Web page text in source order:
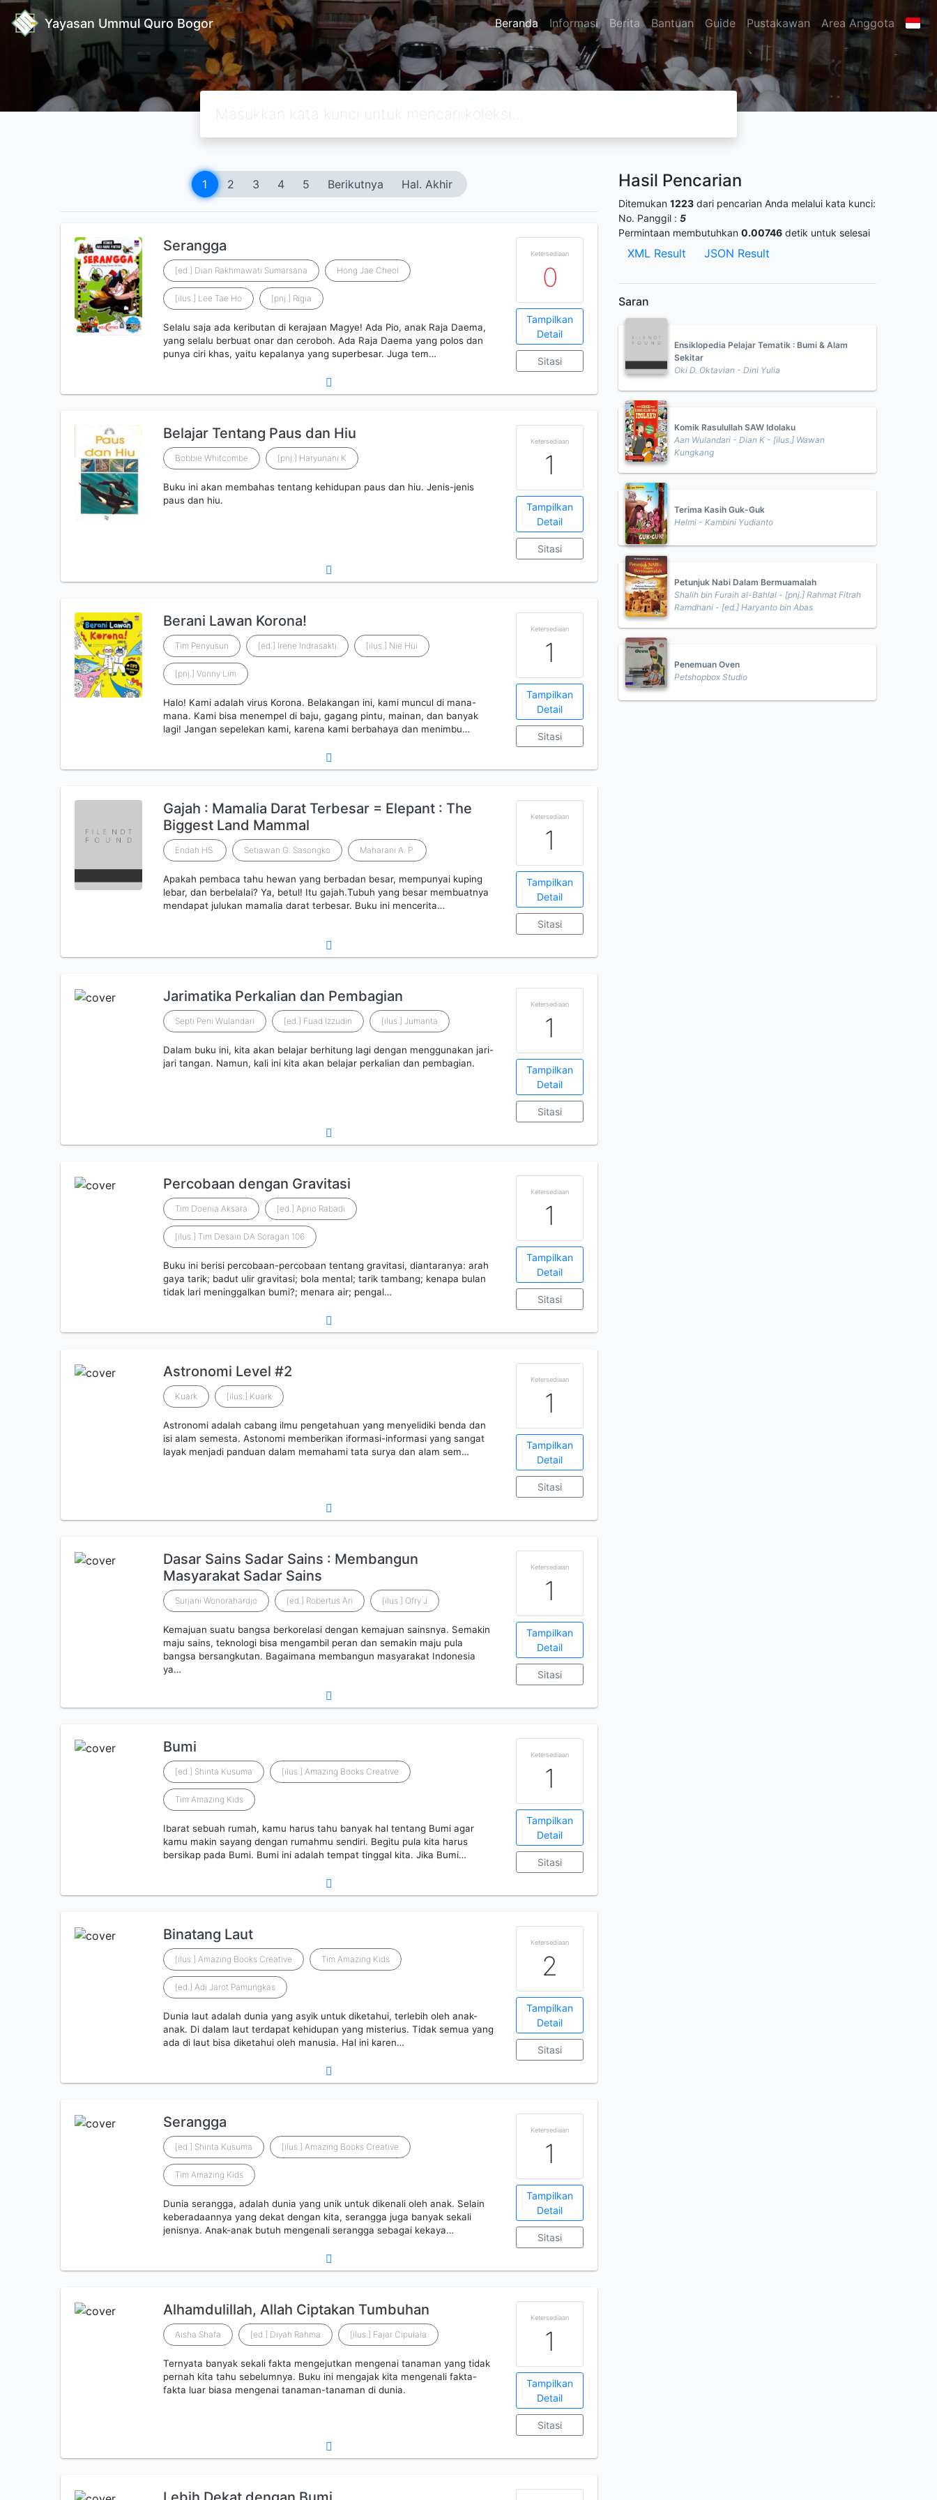
Yayasan Ummul Quro Bogor Beranda Informasi Berita Bantuan Guide Pustakawan Area Anggota
1 2 3 4 5 Berikutnya Hal. Akhir
Serangga
[ed.] Dian Rakhmawati Sumarsana Hong Jae Cheol
[ilus.] Lee Tae Ho [pnj.] Rigia
Selalu saja ada keributan di kerajaan Magye! Ada Pio, anak Raja Daema,
yang selalu berbuat onar dan ceroboh. Ada Raja Daema yang polos dan
punya ciri khas, yaitu kepalanya yang superbesar. Juga tem…
Ketersediaan
0
Tampilkan
Detail
Sitasi
Belajar Tentang Paus dan Hiu
Bobbie Whitcombe [pnj.] Haryunani K
Buku ini akan membahas tentang kehidupan paus dan hiu. Jenis-jenis
paus dan hiu.
Ketersediaan
1
Tampilkan
Detail
Sitasi
Berani Lawan Korona!
Tim Penyusun [ed.] Irene Indrasakti [ilus.] Nie Hui
[pnj.] Vonny Lim
Halo! Kami adalah virus Korona. Belakangan ini, kami muncul di mana-
mana. Kami bisa menempel di baju, gagang pintu, mainan, dan banyak
lagi! Jangan sepelekan kami, karena kami berbahaya dan menimbu…
Ketersediaan
1
Tampilkan
Detail
Sitasi
Gajah : Mamalia Darat Terbesar = Elepant : The
Biggest Land Mammal
Endah HS. Setiawan G. Sasongko Maharani A. P.
Apakah pembaca tahu hewan yang berbadan besar, mempunyai kuping
lebar, dan berbelalai? Ya, betul! Itu gajah.Tubuh yang besar membuatnya
mendapat julukan mamalia darat terbesar. Buku ini mencerita…
Ketersediaan
1
Tampilkan
Detail
Sitasi
Jarimatika Perkalian dan Pembagian
Septi Peni Wulandari [ed.] Fuad Izzudin [ilus.] Jumanta
Dalam buku ini, kita akan belajar berhitung lagi dengan menggunakan jari-
jari tangan. Namun, kali ini kita akan belajar perkalian dan pembagian.
Ketersediaan
1
Tampilkan
Detail
Sitasi
Percobaan dengan Gravitasi
Tim Doenia Aksara [ed.] Aprio Rabadi
[ilus.] Tim Desain DA Soragan 106
Buku ini berisi percobaan-percobaan tentang gravitasi, diantaranya: arah
gaya tarik; badut ulir gravitasi; bola mental; tarik tambang; kenapa bulan
tidak lari meninggalkan bumi?; menara air; pengal…
Ketersediaan
1
Tampilkan
Detail
Sitasi
Astronomi Level #2
Kuark [ilus.] Kuark
Astronomi adalah cabang ilmu pengetahuan yang menyelidiki benda dan
isi alam semesta. Astonomi memberikan iformasi-informasi yang sangat
layak menjadi panduan dalam memahami tata surya dan alam sem…
Ketersediaan
1
Tampilkan
Detail
Sitasi
Dasar Sains Sadar Sains : Membangun
Masyarakat Sadar Sains
Surjani Wonorahardjo [ed.] Robertus Ari [ilus.] Ofry J
Kemajuan suatu bangsa berkorelasi dengan kemajuan sainsnya. Semakin
maju sains, teknologi bisa mengambil peran dan semakin maju pula
bangsa bersangkutan. Bagaimana membangun masyarakat Indonesia
ya…
Ketersediaan
1
Tampilkan
Detail
Sitasi
Bumi
[ed.] Shinta Kusuma [ilus.] Amazing Books Creative
Tim Amazing Kids
Ibarat sebuah rumah, kamu harus tahu banyak hal tentang Bumi agar
kamu makin sayang dengan rumahmu sendiri. Begitu pula kita harus
bersikap pada Bumi. Bumi ini adalah tempat tinggal kita. Jika Bumi…
Ketersediaan
1
Tampilkan
Detail
Sitasi
Binatang Laut
[ilus.] Amazing Books Creative Tim Amazing Kids
[ed.] Adi Jarot Pamungkas
Dunia laut adalah dunia yang asyik untuk diketahui, terlebih oleh anak-
anak. Di dalam laut terdapat kehidupan yang misterius. Tidak semua yang
ada di laut bisa diketahui oleh manusia. Hal ini karen…
Ketersediaan
2
Tampilkan
Detail
Sitasi
Serangga
[ed.] Shinta Kusuma [ilus.] Amazing Books Creative
Tim Amazing Kids
Dunia serangga, adalah dunia yang unik untuk dikenali oleh anak. Selain
keberadaannya yang dekat dengan kita, serangga juga banyak sekali
jenisnya. Anak-anak butuh mengenali serangga sebagai kekaya…
Ketersediaan
1
Tampilkan
Detail
Sitasi
Alhamdulillah, Allah Ciptakan Tumbuhan
Aisha Shafa [ed.] Diyah Rahma [ilus.] Fajar Cipulala
Ternyata banyak sekali fakta mengejutkan mengenai tanaman yang tidak
pernah kita tahu sebelumnya. Buku ini mengajak kita mengenali fakta-
fakta luar biasa mengenai tanaman-tanaman di dunia.
Ketersediaan
1
Tampilkan
Detail
Sitasi
Hasil Pencarian
Ditemukan 1223 dari pencarian Anda melalui kata kunci:
No. Panggil : 5
Permintaan membutuhkan 0.00746 detik untuk selesai
XML Result JSON Result
Saran
Ensiklopedia Pelajar Tematik : Bumi & Alam
Sekitar
Oki D. Oktavian - Dini Yulia
Komik Rasulullah SAW Idolaku
Aan Wulandari - Dian K - [ilus.] Wawan
Kungkang
Terima Kasih Guk-Guk
Helmi - Kambini Yudianto
Petunjuk Nabi Dalam Bermuamalah
Shalih bin Furaih al-Bahlal - [pnj.] Rahmat Fitrah
Ramdhani - [ed.] Haryanto bin Abas
Penemuan Oven
Petshopbox Studio